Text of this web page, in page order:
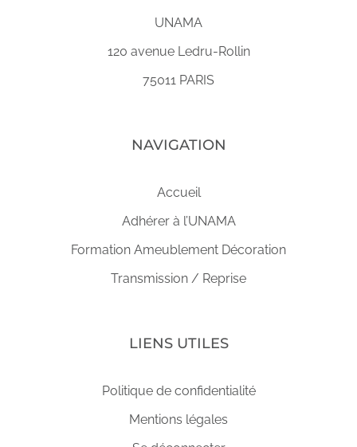
UNAMA
120 avenue Ledru-Rollin
75011 PARIS
NAVIGATION
Accueil
Adhérer à l’UNAMA
Formation Ameublement Décoration
Transmission / Reprise
LIENS UTILES
Politique de confidentialité
Mentions légales